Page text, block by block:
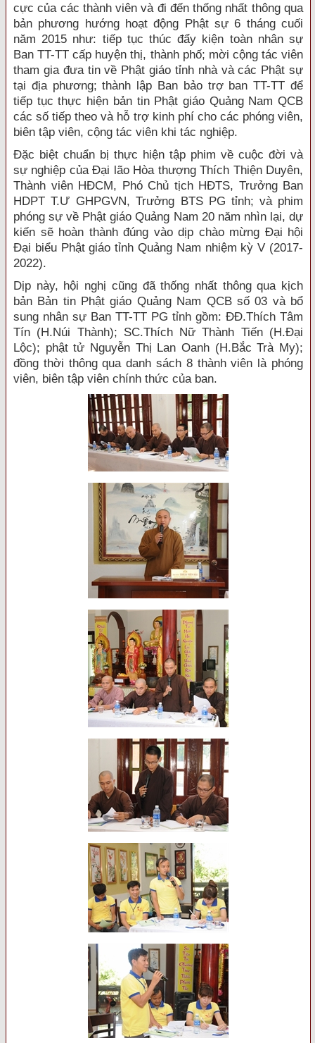
cực của các thành viên và đi đến thống nhất thông qua
bản phương hướng hoạt động Phật sự 6 tháng cuối
năm 2015 như: tiếp tục thúc đẩy kiện toàn nhân sự
Ban TT-TT cấp huyện thị, thành phố; mời cộng tác viên
tham gia đưa tin về Phật giáo tỉnh nhà và các Phật sự
tại địa phương; thành lập Ban bảo trợ ban TT-TT để
tiếp tục thực hiện bản tin Phật giáo Quảng Nam QCB
các số tiếp theo và hỗ trợ kinh phí cho các phóng viên,
biên tập viên, cộng tác viên khi tác nghiệp.
Đặc biệt chuẩn bị thực hiện tập phim về cuộc đời và
sự nghiệp của Đại lão Hòa thượng Thích Thiện Duyên,
Thành viên HĐCM, Phó Chủ tịch HĐTS, Trưởng Ban
HDPT T.Ư GHPGVN, Trưởng BTS PG tỉnh; và phim
phóng sự về Phật giáo Quảng Nam 20 năm nhìn lại, dự
kiến sẽ hoàn thành đúng vào dịp chào mừng Đại hội
Đại biểu Phật giáo tỉnh Quảng Nam nhiệm kỳ V (2017-
2022).
Dịp này, hội nghị cũng đã thống nhất thông qua kịch
bản Bản tin Phật giáo Quảng Nam QCB số 03 và bổ
sung nhân sự Ban TT-TT PG tỉnh gồm: ĐĐ.Thích Tâm
Tín (H.Núi Thành); SC.Thích Nữ Thành Tiến (H.Đại
Lộc); phật tử Nguyễn Thị Lan Oanh (H.Bắc Trà My);
đồng thời thông qua danh sách 8 thành viên là phóng
viên, biên tập viên chính thức của ban.